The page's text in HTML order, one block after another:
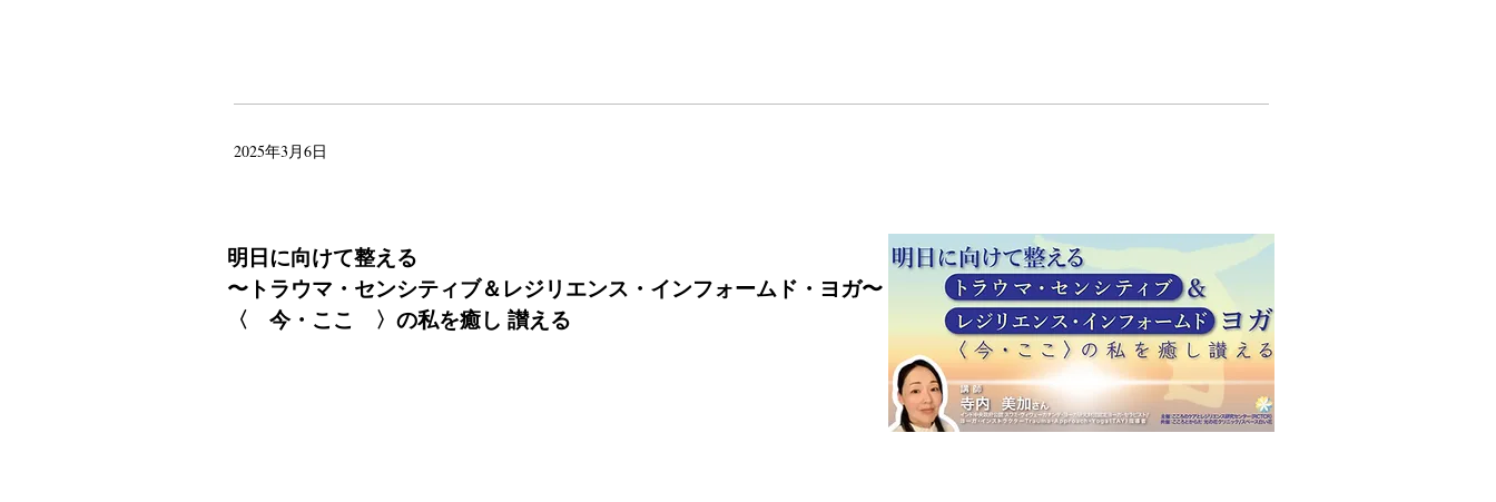
2025年3月6日
明日に向けて整える
〜トラウマ・センシティブ＆レジリエンス・インフォームド・ヨガ〜
〈 今・ここ 〉の私を癒し 讃える